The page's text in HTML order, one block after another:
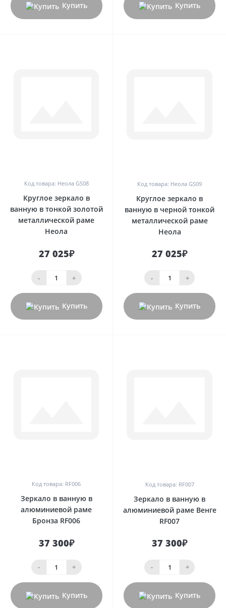
Купить Купить
Код товара: Неола GS08
Круглое зеркало в
ванную в тонкой золотой
металлической раме
Неола
27 025₽
- +
Купить
Код товара: Неола GS09
Круглое зеркало в
ванную в черной тонкой
металлической раме
Неола
27 025₽
- +
Купить
Код товара: RF006
Зеркало в ванную в
алюминиевой раме
Бронза RF006
37 300₽
- +
Купить
Код товара: RF007
Зеркало в ванную в
алюминиевой раме Венге
RF007
37 300₽
- +
Купить